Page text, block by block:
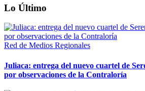
Lo Último
Red de Medios Regionales
Juliaca: entrega del nuevo cuartel de
por observaciones de la Contraloría